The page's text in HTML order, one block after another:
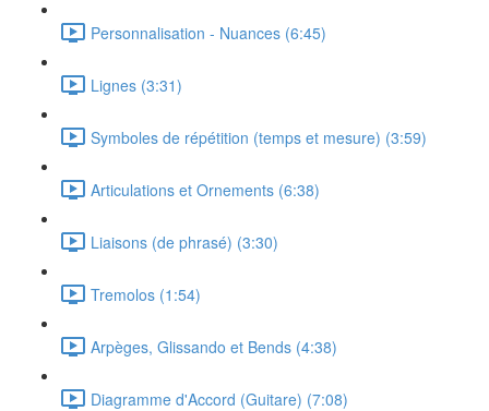
Personnalisation - Nuances (6:45)
Lignes (3:31)
Symboles de répétition (temps et mesure) (3:59)
Articulations et Ornements (6:38)
Liaisons (de phrasé) (3:30)
Tremolos (1:54)
Arpèges, Glissando et Bends (4:38)
Diagramme d'Accord (Guitare) (7:08)